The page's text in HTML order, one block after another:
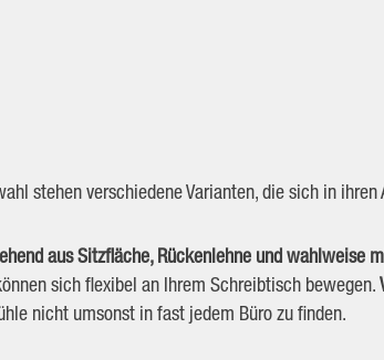
stehen verschiedene Varianten, die sich in
aus Sitzfläche, Rückenlehne und wahlweise
sich flexibel an Ihrem Schreibtisch bewegen.
nicht umsonst in fast jedem Büro zu finden.